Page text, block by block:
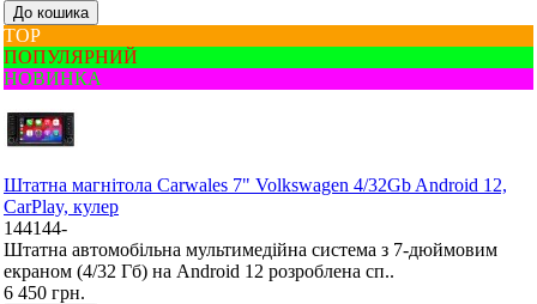
До кошика
ТОР
ПОПУЛЯРНИЙ
НОВИНКА
Штатна магнітола Carwales 7" Volkswagen 4/32Gb Android 12,
CarPlay, кулер
144144-
Штатна автомобільна мультимедійна система з 7-дюймовим
екраном (4/32 Гб) на Android 12 розроблена сп..
6 450 грн.